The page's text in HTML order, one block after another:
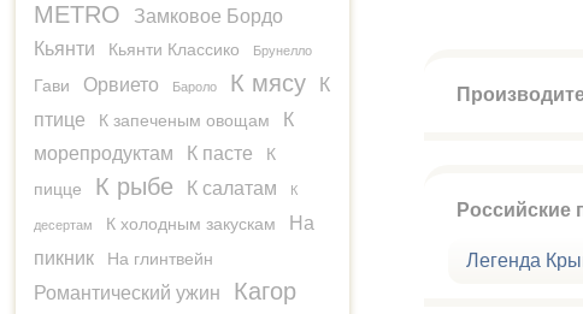
Российские
Легенда
METRO
Замковое Бордо
Кьянти
Кьянти Классико Брунелло
Гави Орвието Бароло К мясу
К
птице
К запеченым овощам
К
морепродуктам
К пасте
К
пицце
К рыбе К салатам К
десертам К холодным закускам
На
пикник
На глинтвейн
Романтический ужин Кагор